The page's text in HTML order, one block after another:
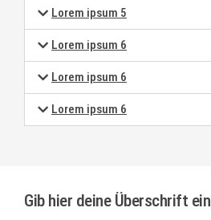
Lorem ipsum 5
Lorem ipsum 6
Lorem ipsum 6
Lorem ipsum 6
Gib hier deine Überschrift ein